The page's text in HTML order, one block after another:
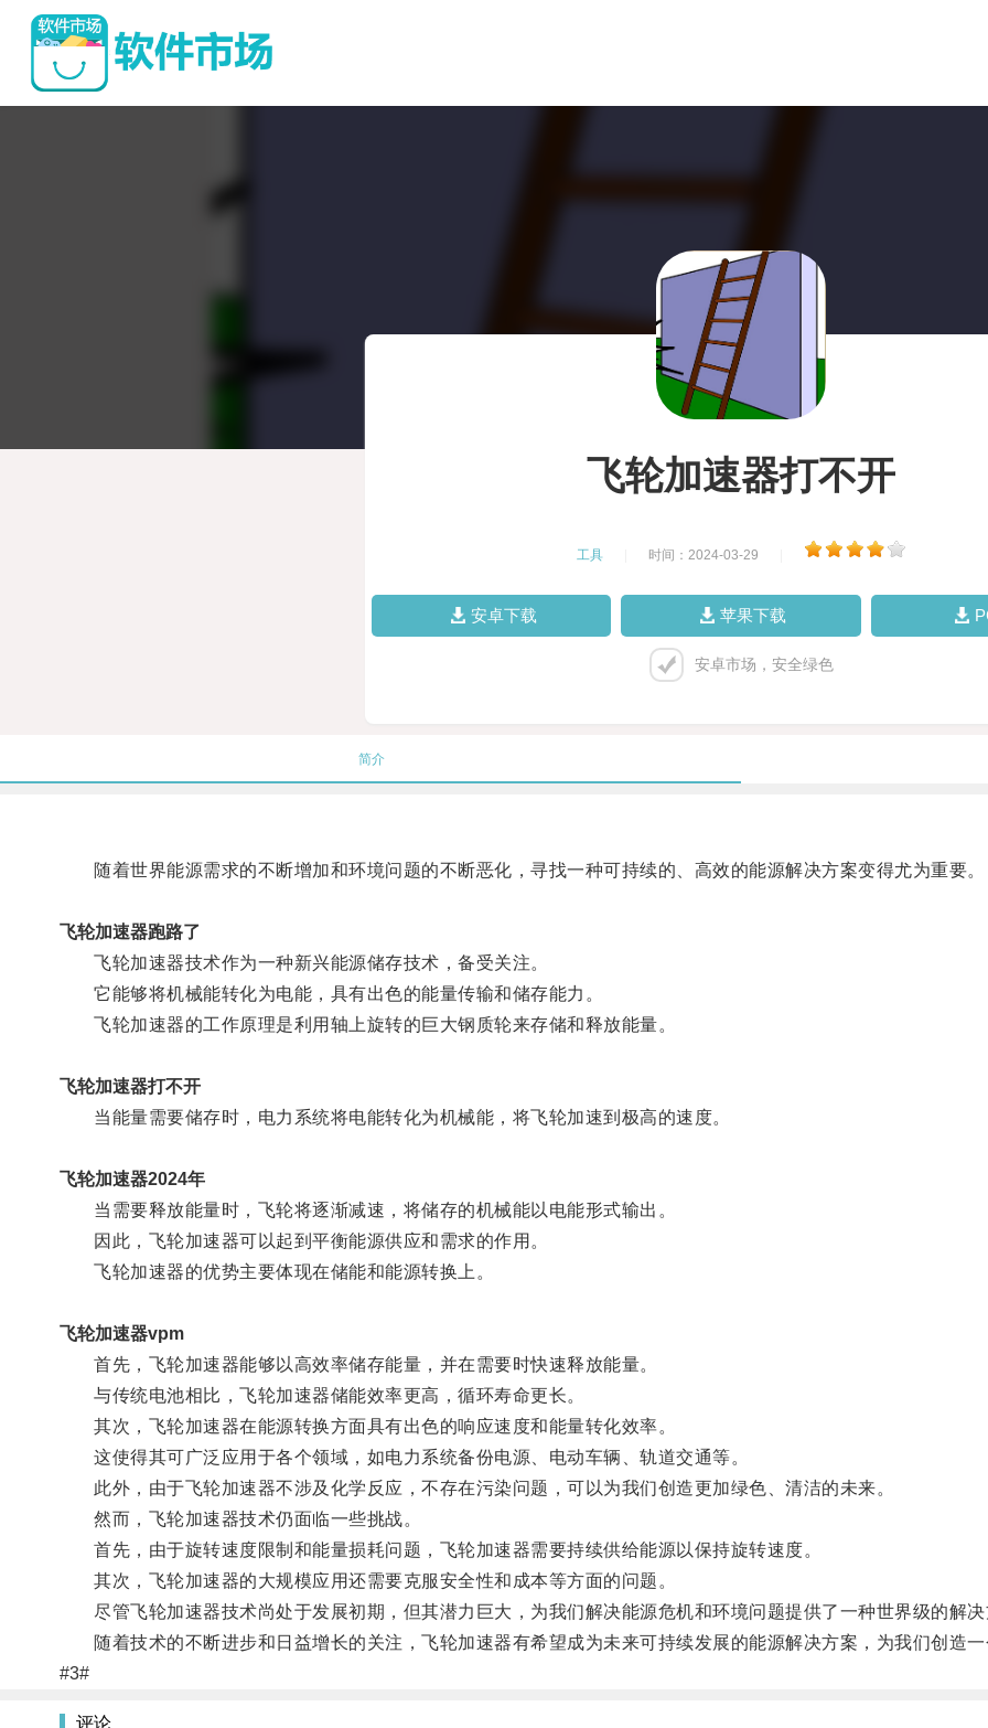
飞轮加速器打不开
工具 时间：2024-03-29
安卓下载 苹果下载
安卓市场，安全绿色
简介
随着世界能源需求的不断增加和环境问题的不断恶化，寻找一种可持续的、高效的能源解决方案变得尤为重要。
飞轮加速器跑路了
飞轮加速器技术作为一种新兴能源储存技术，备受关注。
它能够将机械能转化为电能，具有出色的能量传输和储存能力。
飞轮加速器的工作原理是利用轴上旋转的巨大钢质轮来存储和释放能量。
飞轮加速器打不开
当能量需要储存时，电力系统将电能转化为机械能，将飞轮加速到极高的速度。
飞轮加速器2024年
当需要释放能量时，飞轮将逐渐减速，将储存的机械能以电能形式输出。
因此，飞轮加速器可以起到平衡能源供应和需求的作用。
飞轮加速器的优势主要体现在储能和能源转换上。
飞轮加速器vpm
首先，飞轮加速器能够以高效率储存能量，并在需要时快速释放能量。
与传统电池相比，飞轮加速器储能效率更高，循环寿命更长。
其次，飞轮加速器在能源转换方面具有出色的响应速度和能量转化效率。
这使得其可广泛应用于各个领域，如电力系统备份电源、电动车辆、轨道交通等。
此外，由于飞轮加速器不涉及化学反应，不存在污染问题，可以为我们创造更加绿色、清洁的未来。
然而，飞轮加速器技术仍面临一些挑战。
首先，由于旋转速度限制和能量损耗问题，飞轮加速器需要持续供给能源以保持旋转速度。
其次，飞轮加速器的大规模应用还需要克服安全性和成本等方面的问题。
尽管飞轮加速器技术尚处于发展初期，但其潜力巨大，为我们解决能源危机和环境问题提供了一种世界级的解决
随着技术的不断进步和日益增长的关注，飞轮加速器有希望成为未来可持续发展的能源解决方案，为我们创造一
#3#
评论